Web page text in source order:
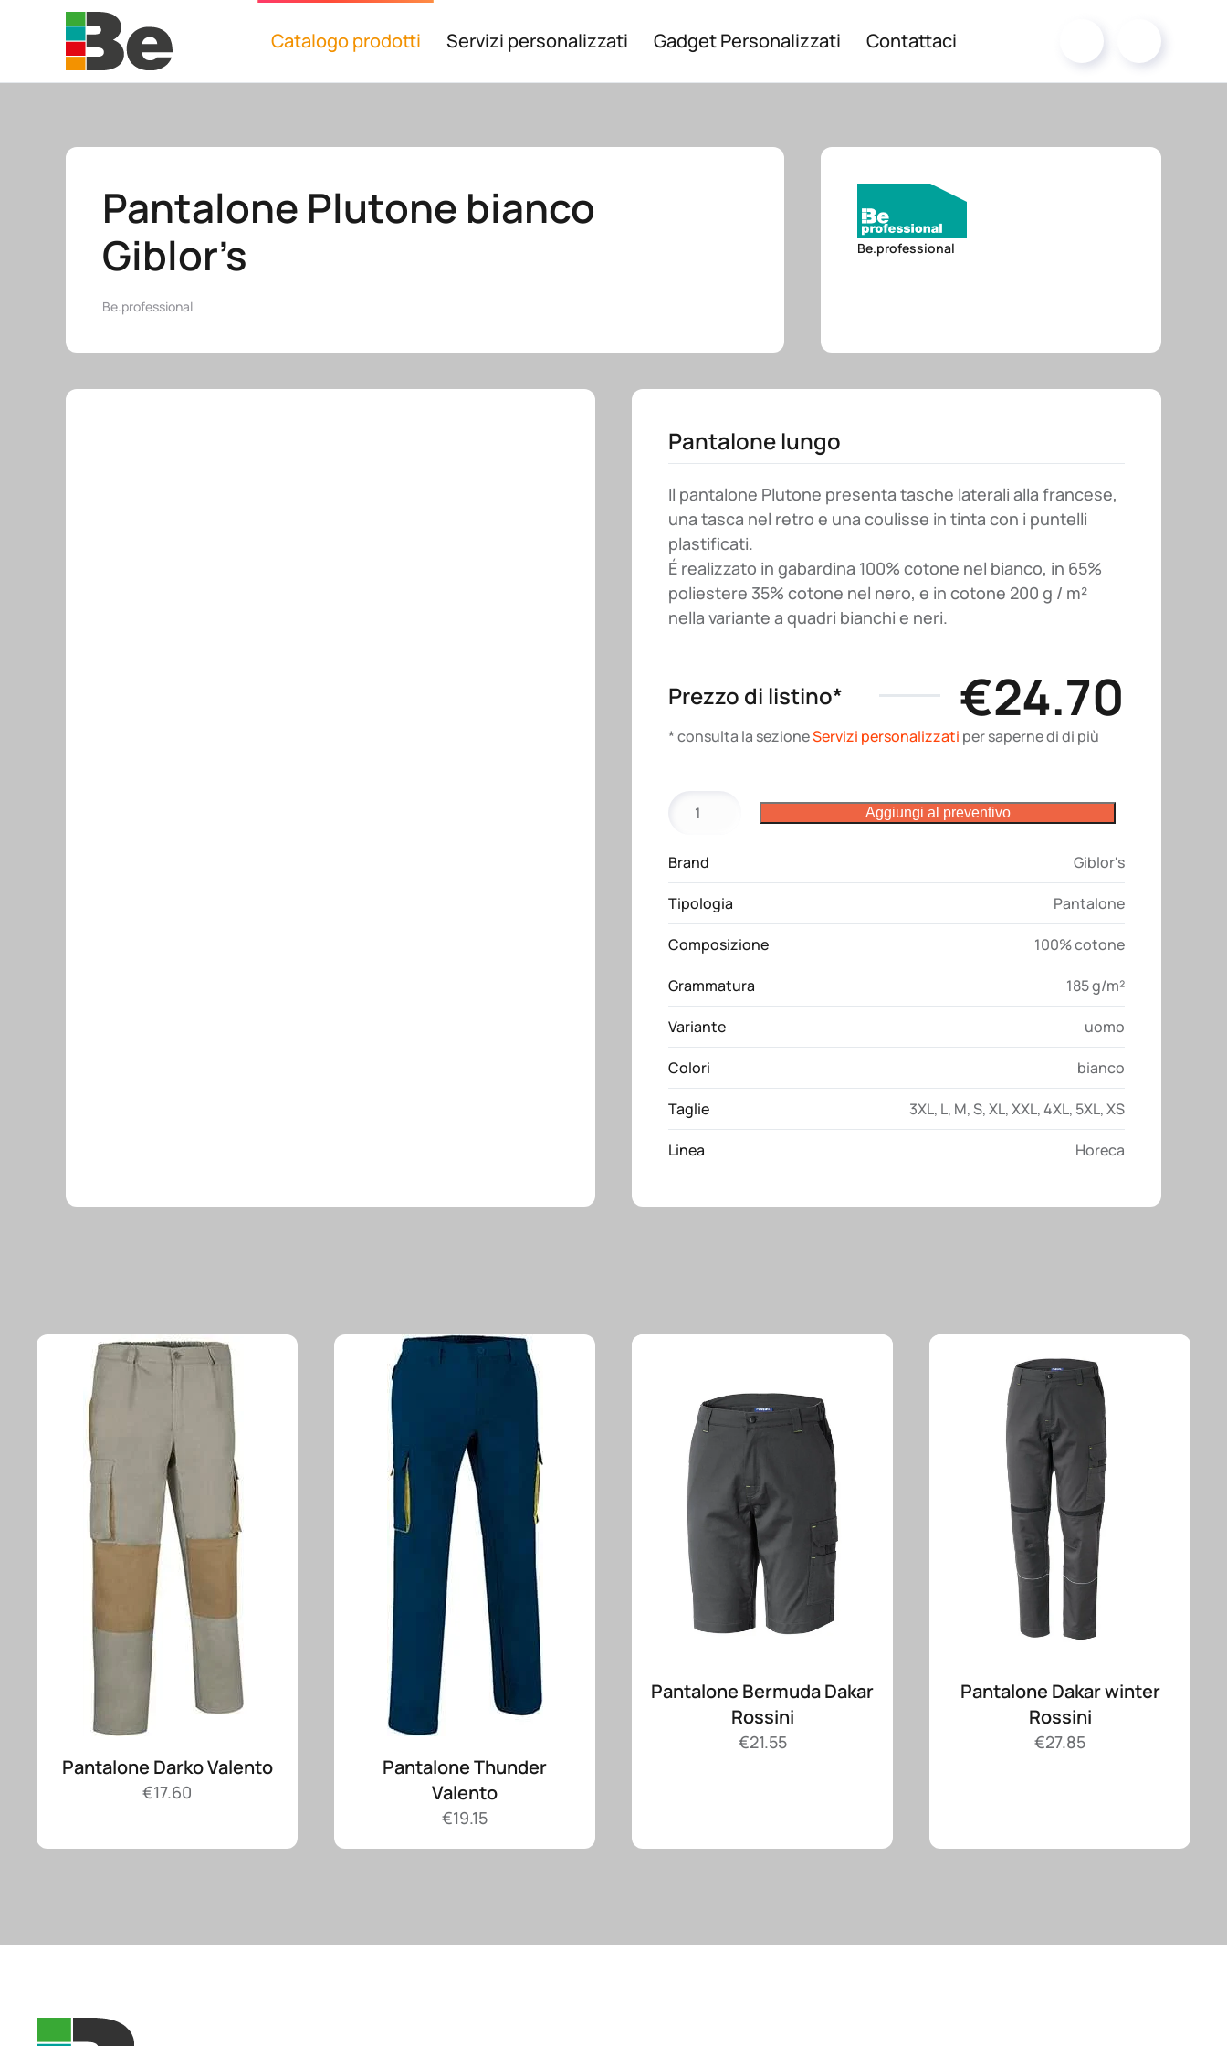
Skip to main content Catalogo prodotti Servizi personalizzati Gadget Personalizzati Contattaci
Pantalone Plutone bianco
Giblor’s
Be.professional
Be.professional
Pantalone lungo
Il pantalone Plutone presenta tasche laterali alla francese,
una tasca nel retro e una coulisse in tinta con i puntelli
plastificati.
É realizzato in gabardina 100% cotone nel bianco, in 65%
poliestere 35% cotone nel nero, e in cotone 200 g / m²
nella variante a quadri bianchi e neri.
Prezzo di listino* €24.70
* consulta la sezioneServizi personalizzati per saperne di di più
Plutone
Giblor's
quantità
Aggiungi al preventivo
Brand Giblor's
Tipologia Pantalone
Composizione 100% cotone
Grammatura 185 g/m²
Variante uomo
Colori bianco
Taglie 3XL, L, M,S,XL,XXL,4XL, 5XL,XS
Linea Horeca
Pantalone Darko Valento
€17.60
Pantalone Thunder
Valento
€19.15
Pantalone Bermuda Dakar
Rossini
€21.55
Pantalone Dakar winter
Rossini
€27.85